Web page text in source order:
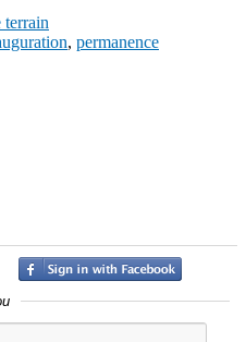
terrain
, permanence